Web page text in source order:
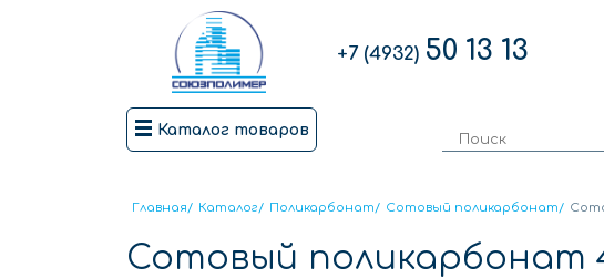
+7 (4932) 50 13 13
Каталог товаров
Главная/ Каталог/ Поликарбонат/ Сотовый поликарбонат/
Сотовый поликарбонат